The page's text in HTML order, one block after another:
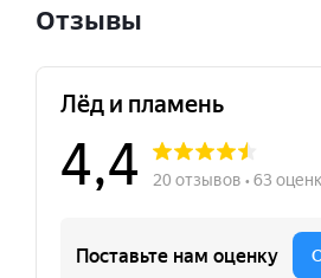
Отзывы